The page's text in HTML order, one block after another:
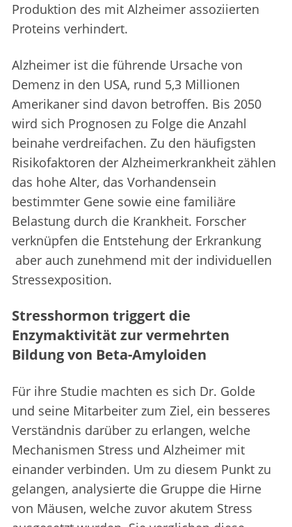
Produktion des mit Alzheimer assoziierten
Proteins verhindert.
Alzheimer ist die führende Ursache von
Demenz in den USA, rund 5,3 Millionen
Amerikaner sind davon betroffen. Bis 2050
wird sich Prognosen zu Folge die Anzahl
beinahe verdreifachen. Zu den häufigsten
Risikofaktoren der Alzheimerkrankheit zählen
das hohe Alter, das Vorhandensein
bestimmter Gene sowie eine familiäre
Belastung durch die Krankheit. Forscher
verknüpfen die Entstehung der Erkrankung
aber auch zunehmend mit der individuellen
Stressexposition.
Stresshormon triggert die
Enzymaktivität zur vermehrten
Bildung von Beta-Amyloiden
Für ihre Studie machten es sich Dr. Golde
und seine Mitarbeiter zum Ziel, ein besseres
Verständnis darüber zu erlangen, welche
Mechanismen Stress und Alzheimer mit
einander verbinden. Um zu diesem Punkt zu
gelangen, analysierte die Gruppe die Hirne
von Mäusen, welche zuvor akutem Stress